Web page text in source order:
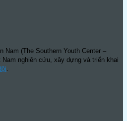
Nam (The Southern Youth Center –
nghiên cứu, xây dựng và triển khai